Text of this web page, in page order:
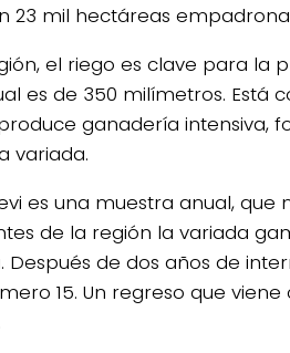
23 mil hectáreas
el riego es clave para la
es de 350 milímetros. Está
ganadería intensiva,
variada.
es una muestra anual,
de la región la variada
Después de dos años de
15. Un regreso que